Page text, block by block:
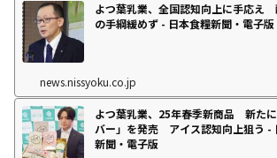
よつ葉乳業、全国認知向上に手応え
の手綱緩めず - 日本食糧新聞・電子版
news.nissyoku.co.jp
よつ葉乳業、25年春季新商品 新た
バー」を発売 アイス認知向上狙う -
新聞・電子版